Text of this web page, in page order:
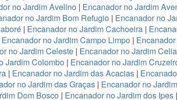
no Jardim Avelino| Encanador no Jardim
no Jardim Bom Refugio | Encanador no
| Encanador no Jardim Cachoeira|
Encanador no Jardim Campo Limpo |
no Jardim Celeste | Encanador no Jardim Celia
Jardim Colombo| Encanador no Jardim
| Encanador no Jardim das Acacias|
no Jardim das Graças | Encanador no
Dom Bosco | Encanador no Jardim dos Ipes |